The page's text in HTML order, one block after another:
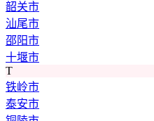
韶关市
汕尾市
邵阳市
十堰市
T
铁岭市
泰安市